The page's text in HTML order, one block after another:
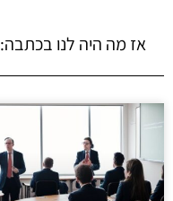
אז מה היה לנו בכתבה: